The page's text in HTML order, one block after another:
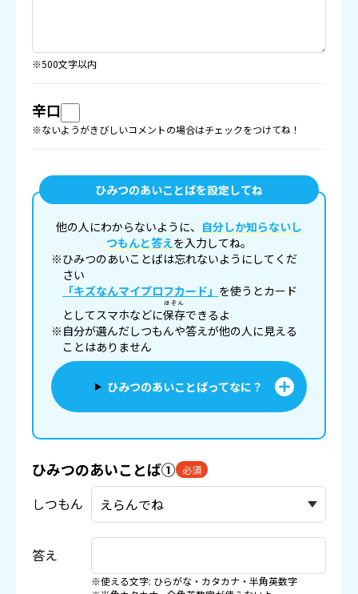
※500文字以内
辛口
※ないようがきびしいコメントの場合はチェックをつけてね！
ひみつのあいことばを設定してね
他の人にわからないように、 自分しか知らないし
つもんと答えを入力してね。
※ひみつのあいことばは忘れないようにしてくだ
さい
「キズなんマイプロフカード」 を使うとカード
としてスマホなどに保存
ほぞん
できるよ
※自分が選んだしつもんや答えが他の人に見える
ことはありません
ひみつのあいことばってなに？
ひみつのあいことば① 必須
しつもん
答え
※使える文字: ひらがな・カタカナ・半角英数字